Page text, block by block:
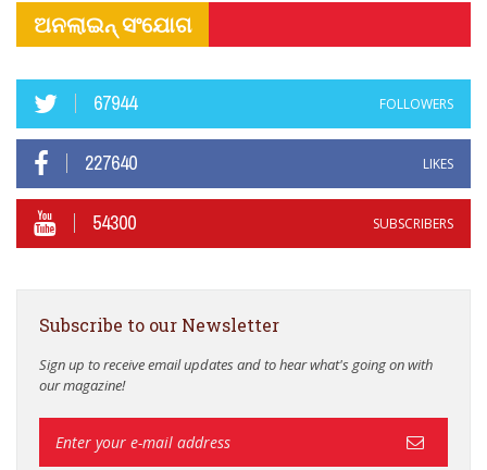
ଅନଲାଇନ୍ ସଂଯୋଗ
67944 FOLLOWERS
227640 LIKES
54300 SUBSCRIBERS
Subscribe to our Newsletter
Sign up to receive email updates and to hear what's going on with
our magazine!